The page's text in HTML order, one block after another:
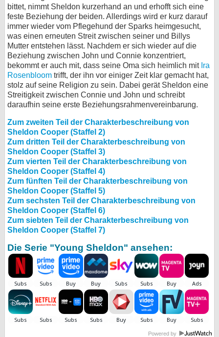
bittet, nimmt Sheldon kurzerhand an und erhofft sich eine
feste Beziehung der beiden. Allerdings wird er kurz darauf
immer wieder vom Pflegehund der Sparks heimgesucht,
was einen erneuten Streit zwischen seiner und Billys
Mutter entstehen lässt. Nachdem er sich wieder auf die
Beziehung zwischen John und Connie konzentriert,
bekommt er auch mit, dass seine Oma sich heimlich mit Ira
Rosenbloom trifft, der ihn vor einiger Zeit klar gemacht hat,
stolz auf seine Religion zu sein. Dabei gerät Sheldon eine
Streitigkeit zwischen Connie und John und schreibt
daraufhin seine erste Beziehungsrahmenvereinbarung.
Zum zweiten Teil der Charakterbeschreibung von
Sheldon Cooper (Staffel 2)
Zum dritten Teil der Charakterbeschreibung von
Sheldon Cooper (Staffel 3)
Zum vierten Teil der Charakterbeschreibung von
Sheldon Cooper (Staffel 4)
Zum fünften Teil der Charakterbeschreibung von
Sheldon Cooper (Staffel 5)
Zum sechsten Teil der Charakterbeschreibung von
Sheldon Cooper (Staffel 6)
Zum siebten Teil der Charakterbeschreibung von
Sheldon Cooper (Staffel 7)
Die Serie "Young Sheldon" ansehen:
Powered by